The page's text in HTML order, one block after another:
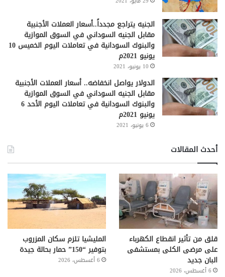
الجنيه يتراجع مجدداً..أسعار العملات الأجنبية
مقابل الجنيه السوداني في السوق الموازية
والبنوك السودانية في تعاملات اليوم الخميس 10
يونيو 2021م
10 يونيو، 2021
الدولار يواصل انخفاضه.. أسعار العملات الأجنبية
مقابل الجنيه السوداني في السوق الموازية
والبنوك السودانية في تعاملات اليوم الأحد 6
يونيو 2021م
6 يونيو، 2021
أحدث المقالات
قلق من تأثير انقطاع الكهرباء
على مرضى الكلى بمستشفى
البان جديد
6 أغسطس، 2026
المليشيا تلزم سكان المزروب
بتوفير “150” حمار بحالة جيدة
6 أغسطس، 2026